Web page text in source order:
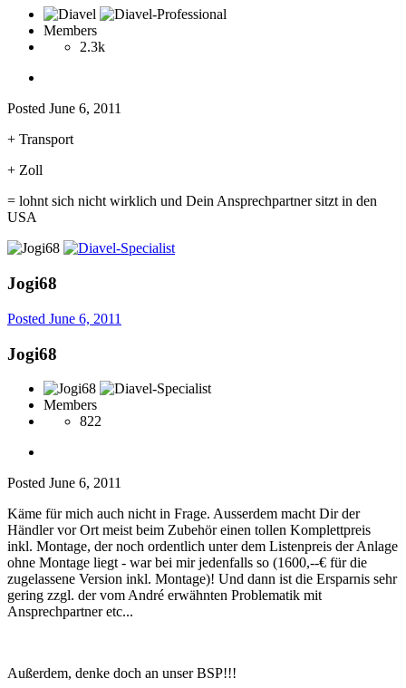
Members
2.3k
Posted June 6, 2011
+ Transport
+ Zoll
= lohnt sich nicht wirklich und Dein Ansprechpartner sitzt in den
USA
Jogi68
Posted June 6, 2011
Jogi68
Members
822
Posted June 6, 2011
Käme für mich auch nicht in Frage. Ausserdem macht Dir der
Händler vor Ort meist beim Zubehör einen tollen Komplettpreis
inkl. Montage, der noch ordentlich unter dem Listenpreis der Anlage
ohne Montage liegt - war bei mir jedenfalls so (1600,--€ für die
zugelassene Version inkl. Montage)! Und dann ist die Ersparnis sehr
gering zzgl. der vom André erwähnten Problematik mit
Ansprechpartner etc...
Außerdem, denke doch an unser BSP!!!